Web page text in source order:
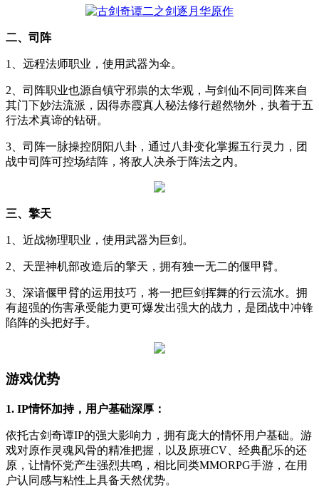
二、司阵
1、远程法师职业，使用武器为伞。
2、司阵职业也源自镇守邪祟的太华观，与剑仙不同司阵来自
其门下妙法流派，因得赤霞真人秘法修行超然物外，执着于五
行法术真谛的钻研。
3、司阵一脉操控阴阳八卦，通过八卦变化掌握五行灵力，团
战中司阵可控场结阵，将敌人决杀于阵法之内。
三、擎天
1、近战物理职业，使用武器为巨剑。
2、天罡神机部改造后的擎天，拥有独一无二的偃甲臂。
3、深谙偃甲臂的运用技巧，将一把巨剑挥舞的行云流水。拥
有超强的伤害承受能力更可爆发出强大的战力，是团战中冲锋
陷阵的头把好手。
游戏优势
1. IP情怀加持，用户基础深厚：
依托古剑奇谭IP的强大影响力，拥有庞大的情怀用户基础。游
戏对原作灵魂风骨的精准把握，以及原班CV、经典配乐的还
原，让情怀党产生强烈共鸣，相比同类MMORPG手游，在用
户认同感与粘性上具备天然优势。